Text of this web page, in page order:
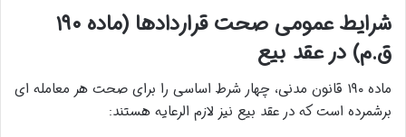
شرایط عمومی صحت قراردادها (ماده ۱۹۰
ق.م) در عقد بیع
ماده ۱۹۰ قانون مدنی، چهار شرط اساسی را برای صحت هر معامله ای
برشمرده است که در عقد بیع نیز لازم الرعایه هستند: